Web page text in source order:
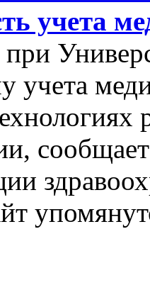
учета
учета